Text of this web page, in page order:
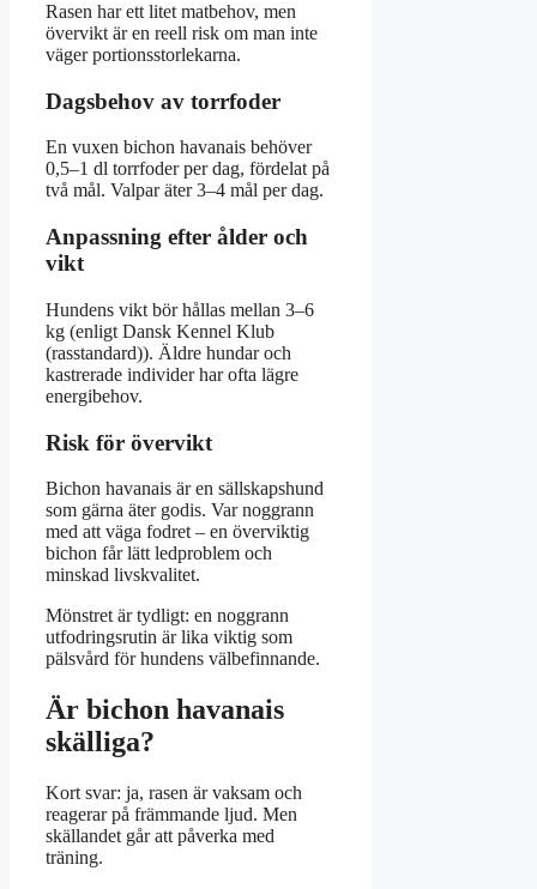
Rasen har ett litet matbehov, men
övervikt är en reell risk om man inte
väger portionsstorlekarna.
Dagsbehov av torrfoder
En vuxen bichon havanais behöver
0,5–1 dl torrfoder per dag, fördelat på
två mål. Valpar äter 3–4 mål per dag.
Anpassning efter ålder och
vikt
Hundens vikt bör hållas mellan 3–6
kg (enligt Dansk Kennel Klub
(rasstandard)). Äldre hundar och
kastrerade individer har ofta lägre
energibehov.
Risk för övervikt
Bichon havanais är en sällskapshund
som gärna äter godis. Var noggrann
med att väga fodret – en överviktig
bichon får lätt ledproblem och
minskad livskvalitet.
Mönstret är tydligt: en noggrann
utfodringsrutin är lika viktig som
pälsvård för hundens välbefinnande.
Är bichon havanais
skälliga?
Kort svar: ja, rasen är vaksam och
reagerar på främmande ljud. Men
skällandet går att påverka med
träning.